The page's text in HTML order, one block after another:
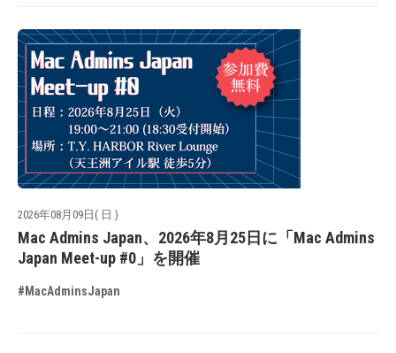
2026年08月09日( 日 )
Mac Admins Japan、2026年8月25日に「Mac Admins
Japan Meet-up #0」を開催
#MacAdminsJapan